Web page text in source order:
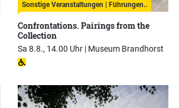
Sonstige Veranstaltungen | Führungen..
Confrontations. Pairings from the
Collection
Sa 8.8., 14.00 Uhr | Museum Brandhorst